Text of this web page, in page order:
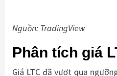
Nguồn: TradingView
Phân tích giá
Giá LTC đã vượt qua